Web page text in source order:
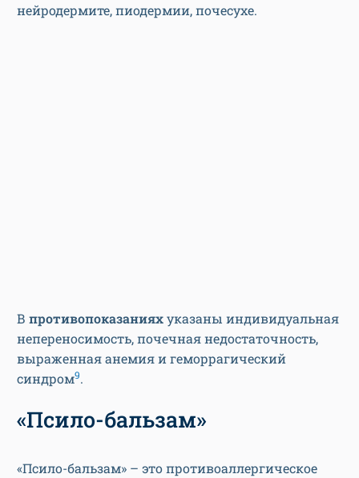
нейродермите, пиодермии, почесухе.
В противопоказанияхуказаны индивидуальная
непереносимость, почечная недостаточность,
выраженная анемия и геморрагический
синдром9.
«Псило-бальзам»
«Псило-бальзам» – это противоаллергическое